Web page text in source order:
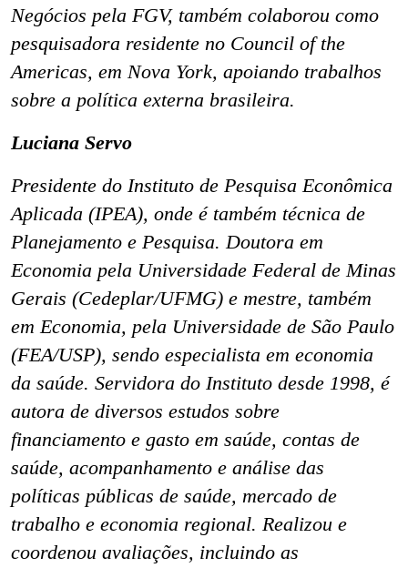
Negócios pela FGV, também colaborou como
pesquisadora residente no Council of the
Americas, em Nova York, apoiando trabalhos
sobre a política externa brasileira.
Luciana Servo
Presidente do Instituto de Pesquisa Econômica
Aplicada (IPEA), onde é também técnica de
Planejamento e Pesquisa. Doutora em
Economia pela Universidade Federal de Minas
Gerais (Cedeplar/UFMG) e mestre, também
em Economia, pela Universidade de São Paulo
(FEA/USP), sendo especialista em economia
da saúde. Servidora do Instituto desde 1998, é
autora de diversos estudos sobre
financiamento e gasto em saúde, contas de
saúde, acompanhamento e análise das
políticas públicas de saúde, mercado de
trabalho e economia regional. Realizou e
coordenou avaliações, incluindo as